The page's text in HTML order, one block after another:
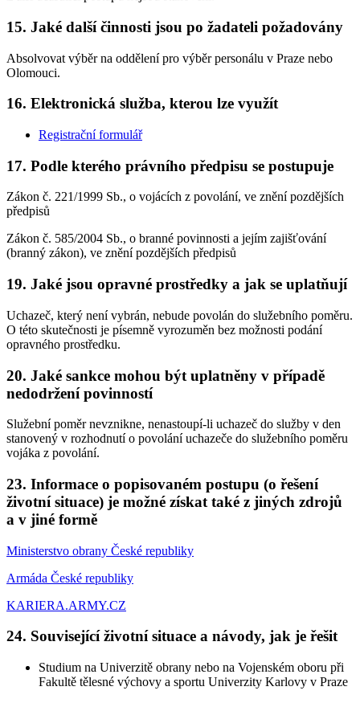
15. Jaké další činnosti jsou po žadateli požadovány
Absolvovat výběr na oddělení pro výběr personálu v Praze nebo
Olomouci.
16. Elektronická služba, kterou lze využít
Registrační formulář
17. Podle kterého právního předpisu se postupuje
Zákon č. 221/1999 Sb., o vojácích z povolání, ve znění pozdějších
předpisů
Zákon č. 585/2004 Sb., o branné povinnosti a jejím zajišťování
(branný zákon), ve znění pozdějších předpisů
19. Jaké jsou opravné prostředky a jak se uplatňují
Uchazeč, který není vybrán, nebude povolán do služebního poměru.
O této skutečnosti je písemně vyrozuměn bez možnosti podání
opravného prostředku.
20. Jaké sankce mohou být uplatněny v případě
nedodržení povinností
Služební poměr nevznikne, nenastoupí-li uchazeč do služby v den
stanovený v rozhodnutí o povolání uchazeče do služebního poměru
vojáka z povolání.
23. Informace o popisovaném postupu (o řešení
životní situace) je možné získat také z jiných zdrojů
a v jiné formě
Ministerstvo obrany České republiky
Armáda České republiky
KARIERA.ARMY.CZ
24. Související životní situace a návody, jak je řešit
Studium na Univerzitě obrany nebo na Vojenském oboru při
Fakultě tělesné výchovy a sportu Univerzity Karlovy v Praze